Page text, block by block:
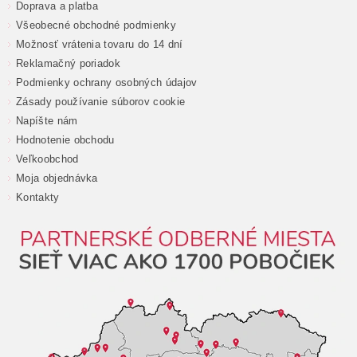
Doprava a platba
Všeobecné obchodné podmienky
Možnosť vrátenia tovaru do 14 dní
Reklamačný poriadok
Podmienky ochrany osobných údajov
Zásady používanie súborov cookie
Napíšte nám
Hodnotenie obchodu
Veľkoobchod
Moja objednávka
Kontakty